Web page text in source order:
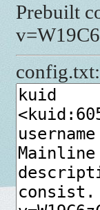
Prebuilt
config.txt: